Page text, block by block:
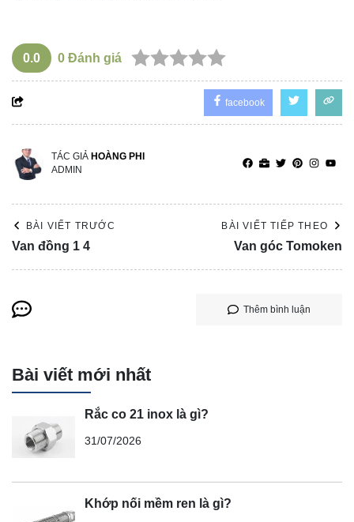
0.0 0 Đánh giá
facebook
TÁC GIẢ HOÀNG PHI
ADMIN
BÀI VIẾT TRƯỚC
Van đồng 1 4
BÀI VIẾT TIẾP THEO
Van góc Tomoken
Thêm bình luận
Bài viết mới nhất
Rắc co 21 inox là gì?
31/07/2026
Khớp nối mềm ren là gì?